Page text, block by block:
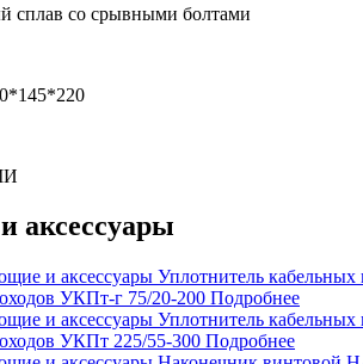
сплав со срывными болтами
аксессуары
УКПт-г 75/20-200 Подробнее
УКПт 225/55-300 Подробнее